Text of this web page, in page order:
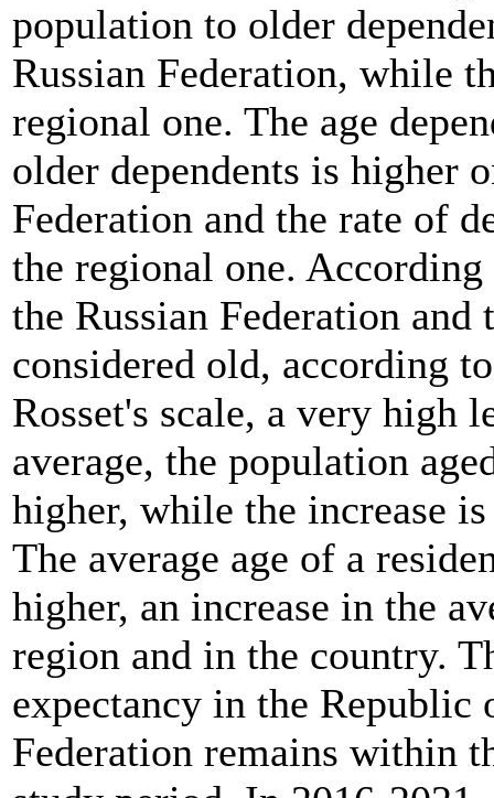
population to older
Russian Federation, while
regional one. The age
older dependents is higher
Federation and the rate of
the regional one.
the Russian Federation
considered old, according
Rosset's scale, a very high
average, the population
higher, while the increase
The average age of a
higher, an increase in the
region and in the country.
expectancy in the Republic
Federation remains within